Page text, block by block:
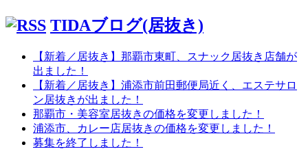
TIDAブログ(居抜き)
【新着／居抜き】那覇市東町、スナック居抜き店舗が
出ました！
【新着／居抜き】浦添市前田郵便局近く、エステサロ
ン居抜きが出ました！
那覇市・美容室居抜きの価格を変更しました！
浦添市、カレー店居抜きの価格を変更しました！
募集を終了しました！